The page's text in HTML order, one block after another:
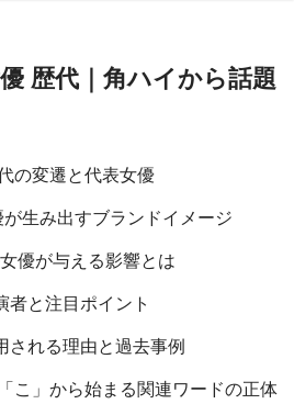
歴代｜角ハイから話題
の変遷と代表女優
生み出すブランドイメージ
優が与える影響とは
者と注目ポイント
される理由と過去事例
こ」から始まる関連ワードの正体